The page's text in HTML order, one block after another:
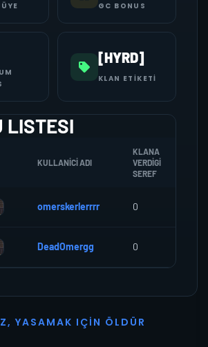
GC BONUS
[HYRD]
KLAN ETIKETI
LISTESI
KULLANICI ADI
KLANA
VERDIGI
SEREF
omerskerlerrrr 0
DeadOmergg 0
Z, YASAMAK I ÇI N Ö L D Ü R